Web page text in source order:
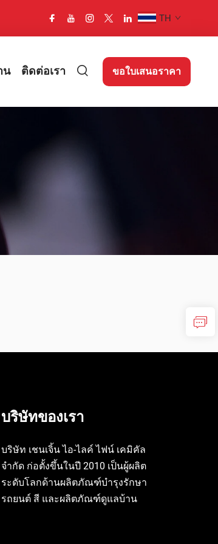
TH
น ติดต่อเรา ขอใบเสนอราคา
บริษัทของเรา
บริษัท เชนเจิ้น ไอ-ไลค์ ไฟน์ เคมิคัล
จำกัด ก่อตั้งขึ้นในปี 2010 เป็นผู้ผลิต
ระดับโลกด้านผลิตภัณฑ์บำรุงรักษา
รถยนต์ สี และผลิตภัณฑ์ดูแลบ้าน